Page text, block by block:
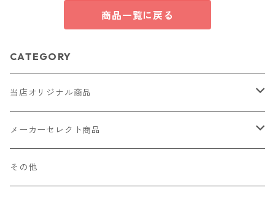
商品一覧に戻る
CATEGORY
当店オリジナル商品
レザー（革）
ロングウォレット
ストラップ
メーカーセレクト商品
財布・キーケース・カードケース
その他